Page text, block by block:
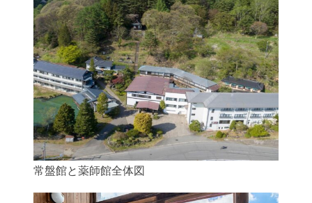
常盤館と薬師館全体図